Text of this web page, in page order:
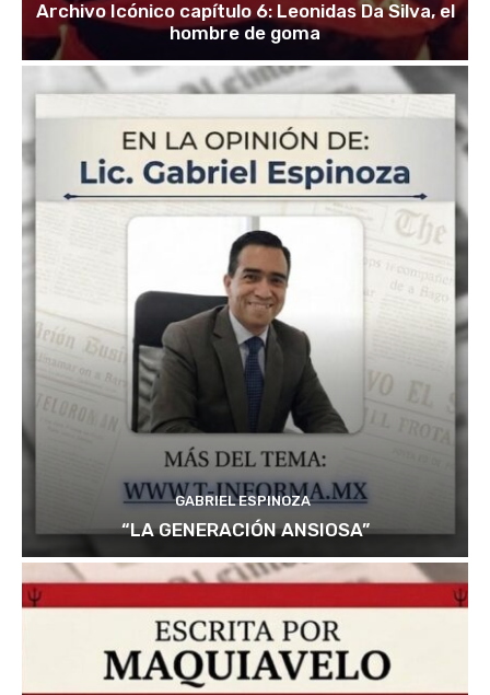
Archivo Icónico capítulo 6: Leonidas Da Silva, el
hombre de goma
GABRIEL ESPINOZA
“LA GENERACIÓN ANSIOSA”